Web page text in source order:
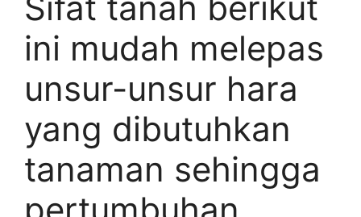
ini mudah melepas
unsur-unsur hara
yang dibutuhkan
tanaman sehingga